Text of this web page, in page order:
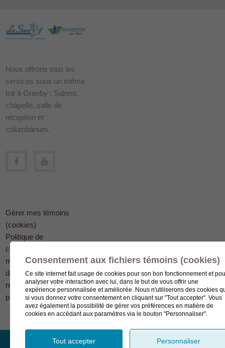
Nous offrons tous les
services sous un même
toit à Granby : Salons,
chapelle, salle de
réception et
columbarium.
Gérer mes témoins
(cookies)
Politique de
confidentialité en
matière
de protection des
renseignements
personnels
Consentement aux fichiers témoins (cookies)
Ce site internet fait usage de cookies pour son bon fonctionnement et
analyser votre interaction avec lui, dans le but de vous offrir une
expérience personnalisée et améliorée. Nous n'utiliserons des cookies
si vous donnez votre consentement en cliquant sur "Tout accepter". Vous
avez également la possibilité de gérer vos préférences en matière de
cookies en accédant aux paramètres via le bouton "Personnaliser".
Tout accepter Personnaliser